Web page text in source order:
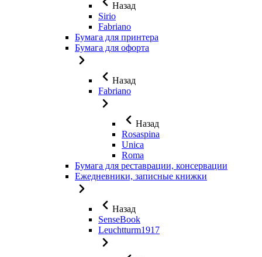
Назад
Sirio
Fabriano
Бумага для принтера
Бумага для офорта
Назад
Fabriano
Назад
Rosaspina
Unica
Roma
Бумага для реставрации, консервации
Ежедневники, записные книжки
Назад
SenseBook
Leuchtturm1917